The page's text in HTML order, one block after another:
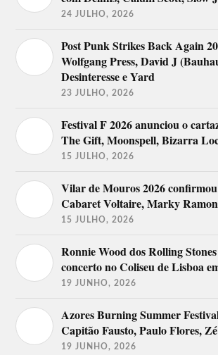
24 JULHO, 2026
Post Punk Strikes Back Again
Wolfgang Press, David J
Desinteresse e Yard
23 JULHO, 2026
Festival F 2026 anunciou o
The Gift, Moonspell, Bizarra
15 JULHO, 2026
Vilar de Mouros 2026
Cabaret Voltaire, Marky
15 JULHO, 2026
Ronnie Wood dos Rolling
concerto no Coliseu de Lisboa
19 JUNHO, 2026
Azores Burning Summer
Capitão Fausto, Paulo Flores,
19 JUNHO, 2026